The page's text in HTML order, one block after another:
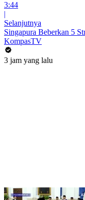
3:44
|
Selanjutnya
Singapura Beberkan 5
KompasTV
3 jam yang lalu